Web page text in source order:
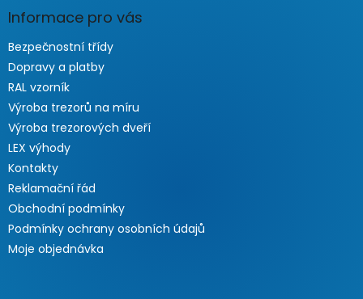
Informace pro vás
Bezpečnostní třídy
Dopravy a platby
RAL vzorník
Výroba trezorů na míru
Výroba trezorových dveří
LEX výhody
Kontakty
Reklamační řád
Obchodní podmínky
Podmínky ochrany osobních údajů
Moje objednávka